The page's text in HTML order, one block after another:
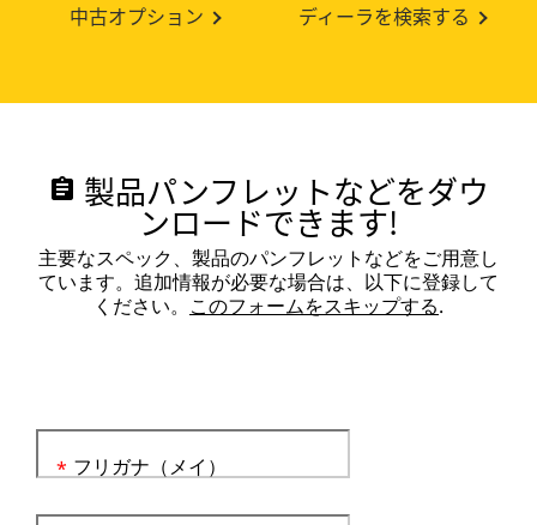
中古オプション ディーラを検索する
assignment 製品パンフレットなどをダウ
ンロードできます!
主要なスペック、製品のパンフレットなどをご用意し
ています。追加情報が必要な場合は、以下に登録して
ください。 このフォームをスキップする.
フリガナ（メイ）
*